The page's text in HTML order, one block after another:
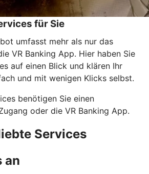
für Sie
umfasst mehr als nur das
VR Banking App. Hier haben Sie
auf einen Blick und klären Ihr
und mit wenigen Klicks selbst.
benötigen Sie einen
oder die VR Banking App.
Services
an